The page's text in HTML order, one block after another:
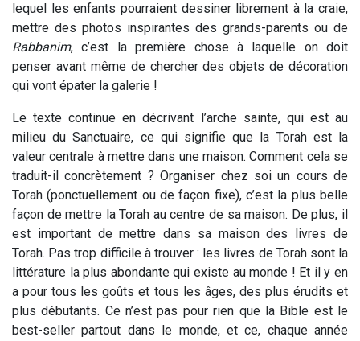
lequel les enfants pourraient dessiner librement à la craie,
mettre des photos inspirantes des grands-parents ou de
Rabbanim, c’est la première chose à laquelle on doit
penser avant même de chercher des objets de décoration
qui vont épater la galerie !
Le texte continue en décrivant l’arche sainte, qui est au
milieu du Sanctuaire, ce qui signifie que la Torah est la
valeur centrale à mettre dans une maison. Comment cela se
traduit-il concrètement ? Organiser chez soi un cours de
Torah (ponctuellement ou de façon fixe), c’est la plus belle
façon de mettre la Torah au centre de sa maison. De plus, il
est important de mettre dans sa maison des livres de
Torah. Pas trop difficile à trouver : les livres de Torah sont la
littérature la plus abondante qui existe au monde ! Et il y en
a pour tous les goûts et tous les âges, des plus érudits et
plus débutants. Ce n’est pas pour rien que la Bible est le
best-seller partout dans le monde, et ce, chaque année